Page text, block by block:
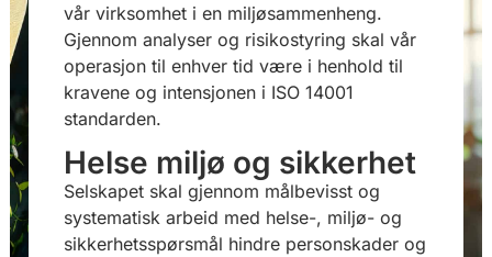
vår virksomhet i en miljøsammenheng.
Gjennom analyser og risikostyring skal vår
operasjon til enhver tid være i henhold til
kravene og intensjonen i ISO 14001
standarden.
Helse miljø og sikkerhet
Selskapet skal gjennom målbevisst og
systematisk arbeid med helse-, miljø- og
sikkerhetsspørsmål hindre personskader og